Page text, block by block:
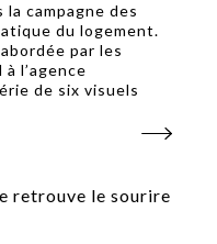
la campagne des
du logement.
par les
l’agence
de six visuels